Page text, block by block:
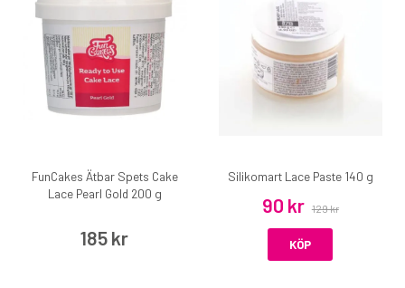
FunCakes Ätbar Spets Cake
Lace Pearl Gold 200 g
185 kr
Silikomart Lace Paste 140 g
90 kr 129 kr
KÖP